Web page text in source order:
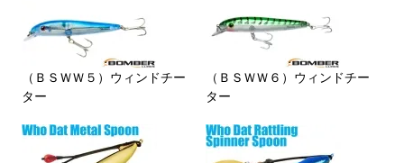
（ＢＳＷＷ５）ウィンドチー
ター
（ＢＳＷＷ６）ウィンドチー
ター